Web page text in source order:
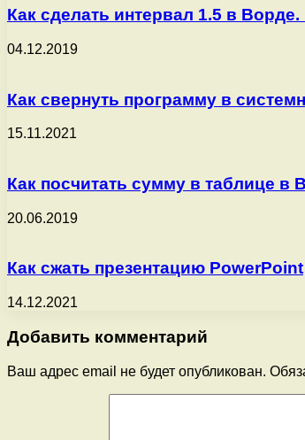
Как сделать интервал 1.5 в
04.12.2019
Как свернуть программу в
15.11.2021
Как посчитать сумму в таблице в
20.06.2019
Как сжать презентацию PowerPoint
14.12.2021
Добавить комментарий
Ваш адрес email не будет опубликован.